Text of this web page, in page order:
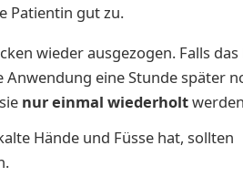
Patientin gut zu.
wieder ausgezogen. Falls das
eine Stunde später
nur einmal wiederholt
Hände und Füsse hat, sollten